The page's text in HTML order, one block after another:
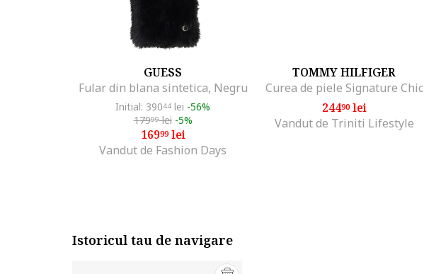
GUESS
Fular din blana sintetica, Negru
Initial: 39044 lei -56%
17999lei -5%
16999lei
Vandut de Fashion Days
TOMMY HILFIGER
Curea de piele Signature Chic
24490lei
Vandut de Triniti Lifestyle
Istoricul tau de navigare